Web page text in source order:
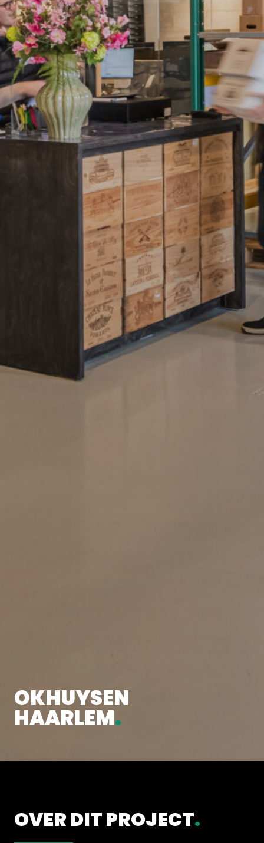
OKHUYSEN
HAARLEM.
OVER DIT PROJECT.